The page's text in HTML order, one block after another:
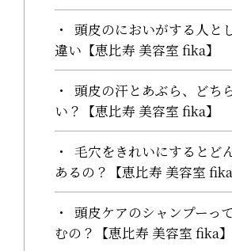
頭皮のにおいがする人と
違い【恵比寿 美容室 fika】
頭皮の汗とあぶら、どち
い？【恵比寿 美容室 fika】
毛穴をきれいにするとど
あるの？【恵比寿 美容室 fika
頭皮ケアのシャンプーっ
むの？【恵比寿 美容室 fika】